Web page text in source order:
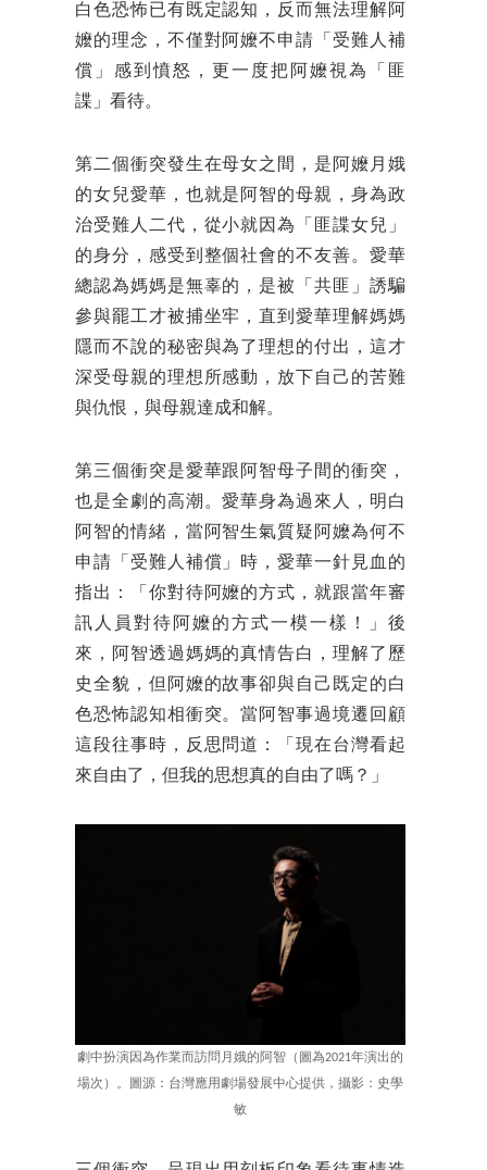
白色恐怖已有既定認知，反而無法理解阿
嬤的理念，不僅對阿嬤不申請「受難人補
償」感到憤怒，更一度把阿嬤視為「匪
諜」看待。
第二個衝突發生在母女之間，是阿嬤月娥
的女兒愛華，也就是阿智的母親，身為政
治受難人二代，從小就因為「匪諜女兒」
的身分，感受到整個社會的不友善。愛華
總認為媽媽是無辜的，是被「共匪」誘騙
參與罷工才被捕坐牢，直到愛華理解媽媽
隱而不說的秘密與為了理想的付出，這才
深受母親的理想所感動，放下自己的苦難
與仇恨，與母親達成和解。
第三個衝突是愛華跟阿智母子間的衝突，
也是全劇的高潮。愛華身為過來人，明白
阿智的情緒，當阿智生氣質疑阿嬤為何不
申請「受難人補償」時，愛華一針見血的
指出：「你對待阿嬤的方式，就跟當年審
訊人員對待阿嬤的方式一模一樣！」後
來，阿智透過媽媽的真情告白，理解了歷
史全貌，但阿嬤的故事卻與自己既定的白
色恐怖認知相衝突。當阿智事過境遷回顧
這段往事時，反思問道：「現在台灣看起
來自由了，但我的思想真的自由了嗎？」
劇中扮演因為作業而訪問月娥的阿智（圖為2021年演出的
場次）。圖源：台灣應用劇場發展中心提供，攝影：史學
敏